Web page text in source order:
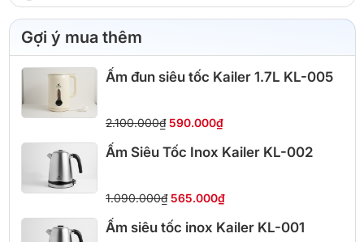
Gợi ý mua thêm
Ấm đun siêu tốc Kailer 1.7L KL-005
2.100.000₫ 590.000₫
Ấm Siêu Tốc Inox Kailer KL-002
1.090.000₫ 565.000₫
Ấm siêu tốc inox Kailer KL-001